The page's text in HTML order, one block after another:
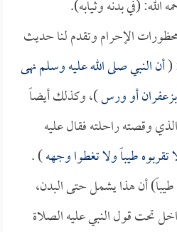
الله: (في بدنه وثيابه).
الإحرام وتقدم لنا حديث
(أن النبي صلى الله عليه وسلم نهى
بزعفران أو ورس)، وكذلك أيضاً
وقصته راحلته فقال عليه
تقربوه طيباً ولا تغطوا وجهه) .
أن هذا يشمل حتى البدن،
تحت قول النبي عليه الصلاة